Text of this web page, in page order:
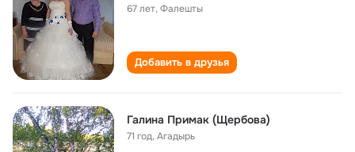
67 лет,Фалешты
Добавить в друзья
Галина Примак (Щербова)
71 год,Агадырь